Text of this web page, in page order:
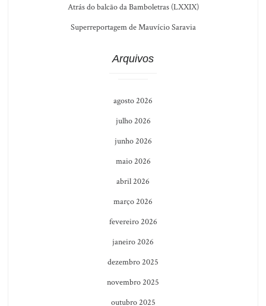
Atrás do balcão da Bamboletras (LXXIX)
Superreportagem de Mauvício Saravia
Arquivos
agosto 2026
julho 2026
junho 2026
maio 2026
abril 2026
março 2026
fevereiro 2026
janeiro 2026
dezembro 2025
novembro 2025
outubro 2025